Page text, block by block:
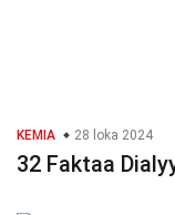
KEMIA 28 loka 2024
32 Faktaa